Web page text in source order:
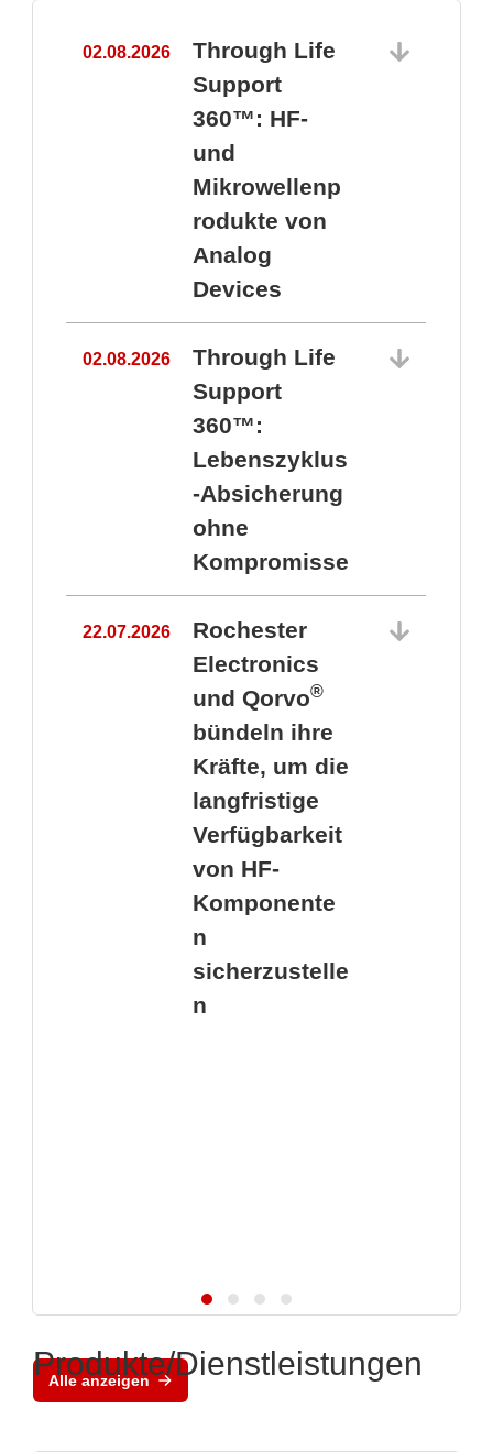
02.08.2026
Through Life
Support
360™: HF-
und
Mikrowellenp
rodukte von
Analog
Devices
02.08.2026
Through Life
Support
360™:
Lebenszyklus
-Absicherung
ohne
Kompromisse
22.07.2026
Rochester
Electronics
und Qorvo®
bündeln ihre
Kräfte, um die
langfristige
Verfügbarkeit
von HF-
Komponente
n
sicherzustelle
n
Alle anzeigen
Produkte/Dienstleistungen